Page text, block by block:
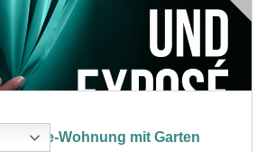
Wohnung mit Garten